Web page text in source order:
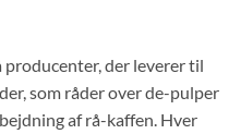
der leverer til
som råder over de-pulper
af rå-kaffen. Hver